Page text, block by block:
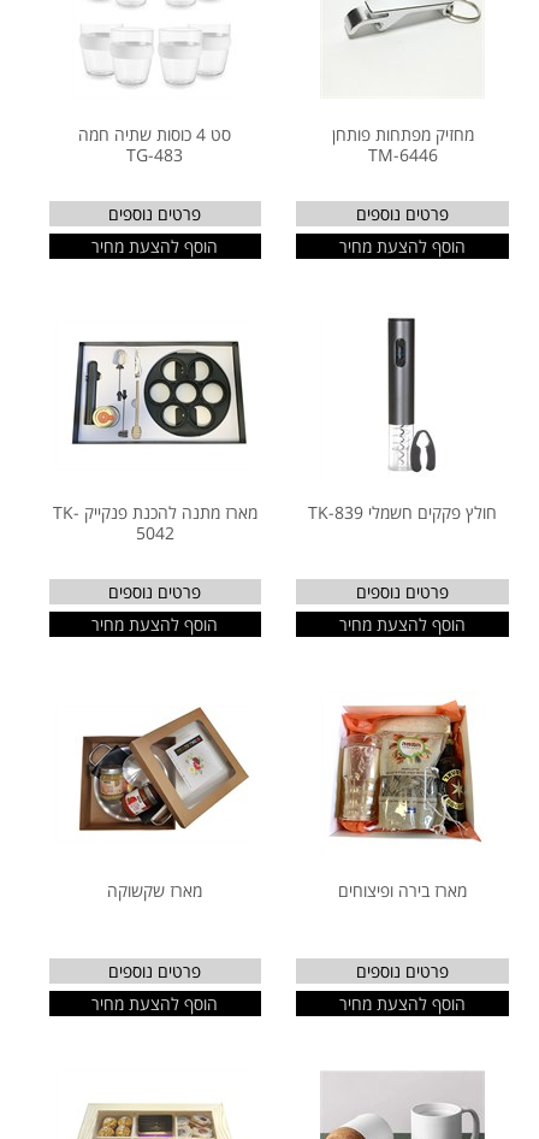
מחזיק מפתחות פותחן
TM-6446
פרטים נוספים
הוסף להצעת מחיר
סט 4 כוסות שתיה חמה
TG-483
פרטים נוספים
הוסף להצעת מחיר
חולץ פקקים חשמלי TK-839
פרטים נוספים
הוסף להצעת מחיר
מארז מתנה להכנת פנקייק TK-
5042
פרטים נוספים
הוסף להצעת מחיר
מארז בירה ופיצוחים
פרטים נוספים
הוסף להצעת מחיר
מארז שקשוקה
פרטים נוספים
הוסף להצעת מחיר